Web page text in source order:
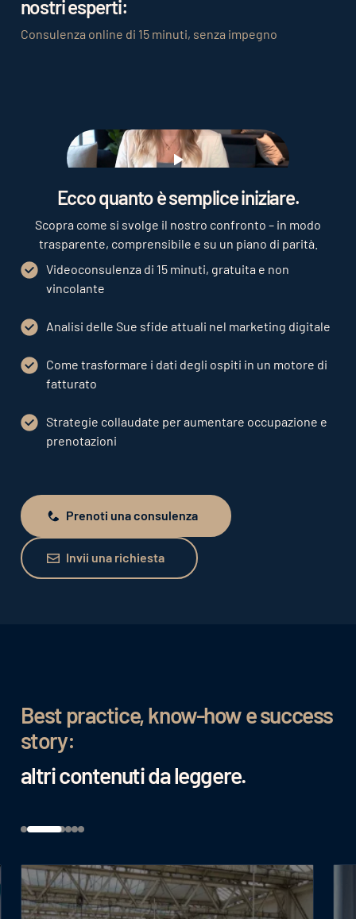
settore alberghiero. Attraverso un focus mirato
su canali digitali efficaci, gli hotel possono non
nostri esperti:
Consulenza online di 15 minuti, senza impegno
Play
Ecco quanto è semplice iniziare.
Scopra come si svolge il nostro confronto – in modo
trasparente, comprensibile e su un piano di parità.
Videoconsulenza di 15 minuti, gratuita e non
vincolante
Analisi delle Sue sfide attuali nel marketing digitale
Come trasformare i dati degli ospiti in un motore di
fatturato
Strategie collaudate per aumentare occupazione e
prenotazioni
Prenoti una consulenza
Prenoti una consulenza
Invii una richiesta
Invii una richiesta
Best practice, know-how e success
story:
altri contenuti da leggere.